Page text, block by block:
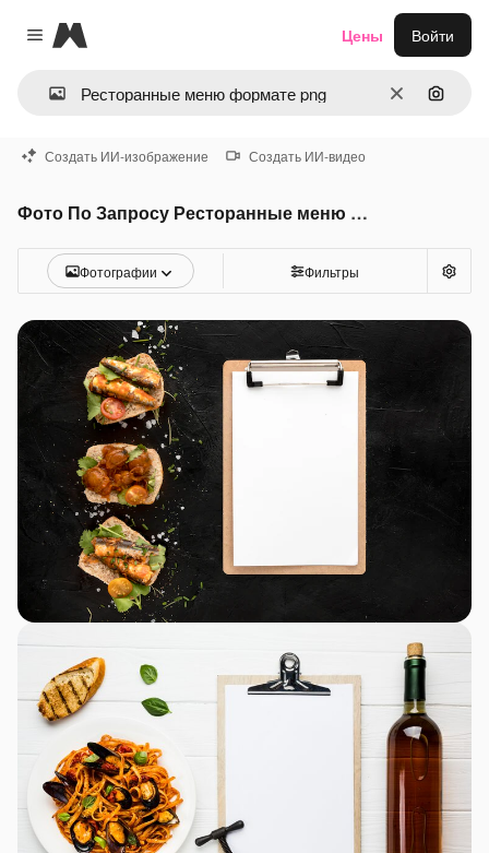
Close menu
Magnific
ОчиститьПоиск
Цены Войти
Создать ИИ-изображение Создать ИИ-видео
Фото По Запросу Ресторанные меню формате png
Фотографии Фильтры